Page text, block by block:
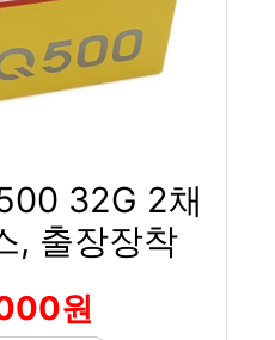
32G 2채
, 출장장착
원